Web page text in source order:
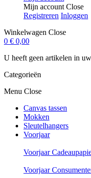
Mijn account Close
Registreren Inloggen
Winkelwagen Close
0 € 0,00
U heeft geen artikelen in
Categorieën
Menu Close
Canvas tassen
Mokken
Sleutelhangers
Voorjaar
Voorjaar
Voorjaar